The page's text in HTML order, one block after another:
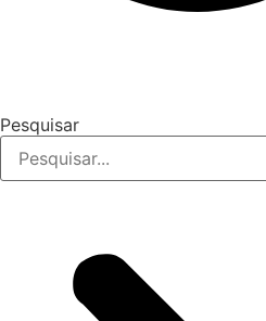
Pesquisar